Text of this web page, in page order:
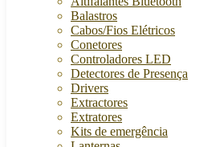
Balastros
Cabos/Fios Elétricos
Conetores
Controladores LED
Detectores de Presença
Drivers
Extractores
Extratores
Kits de emergência